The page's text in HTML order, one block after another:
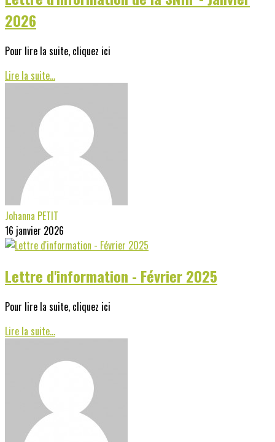
2026
Pour lire la suite, cliquez ici
Lire la suite...
Johanna PETIT
16 janvier 2026
Lettre d'information - Février 2025
Pour lire la suite, cliquez ici
Lire la suite...